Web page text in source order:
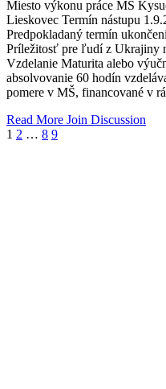
Miesto výkonu práce MŠ
Lieskovec Termín nástupu
Predpokladaný termín
Príležitosť pre ľudí z Ukrajiny
Vzdelanie Maturita alebo
absolvovanie 60 hodín
pomere v MŠ, financované v
Read More Join Discussion
1 2 … 8 9